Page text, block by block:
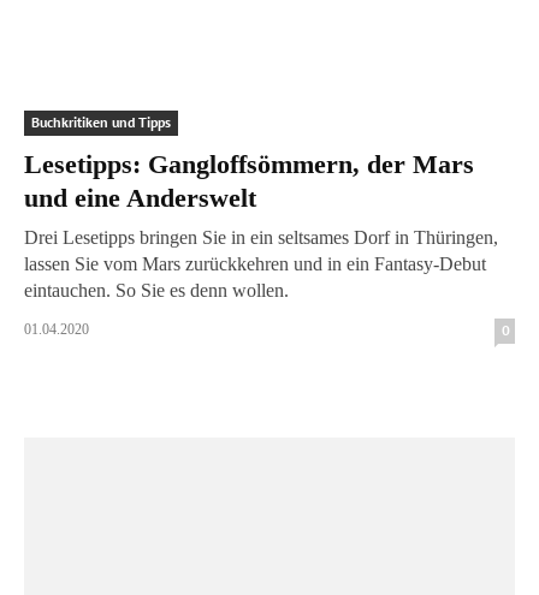
Buchkritiken und Tipps
Lesetipps: Gangloffsömmern, der Mars
und eine Anderswelt
Drei Lesetipps bringen Sie in ein seltsames Dorf in Thüringen,
lassen Sie vom Mars zurückkehren und in ein Fantasy-Debut
eintauchen. So Sie es denn wollen.
01.04.2020 0